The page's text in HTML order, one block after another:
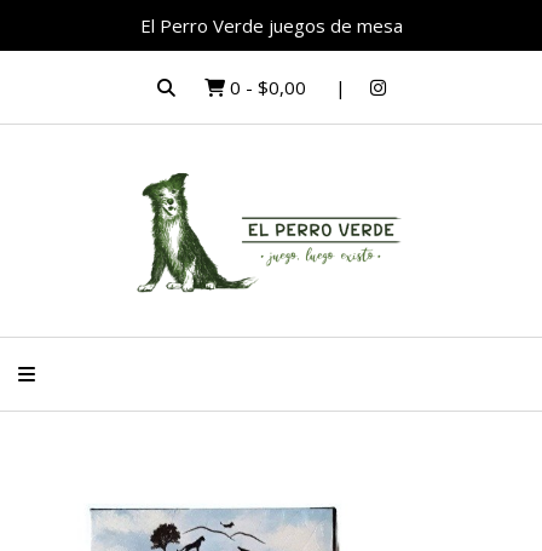
El Perro Verde juegos de mesa
0 - $0,00